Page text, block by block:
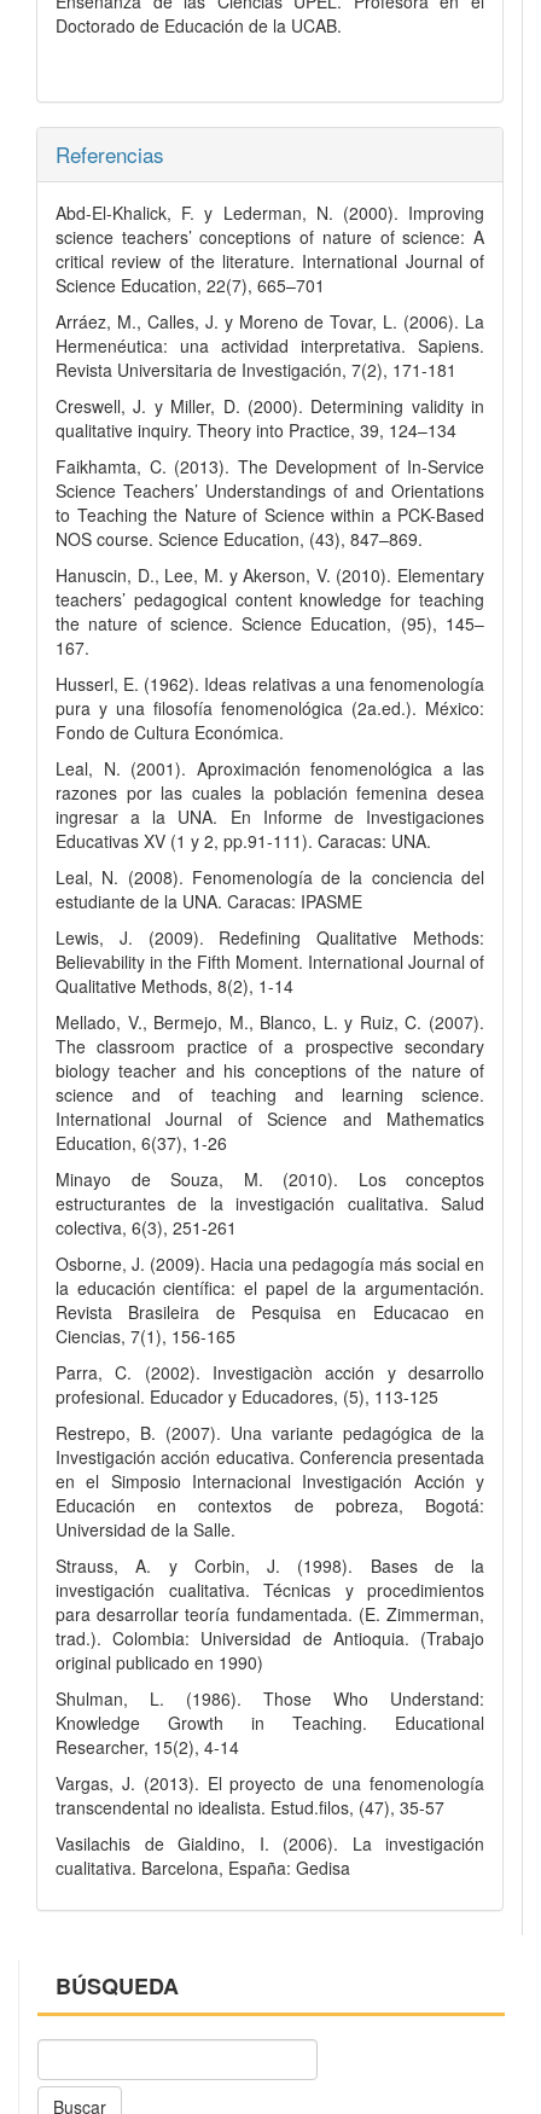
Doctorado de Educación de la UCAB.
Referencias
Abd-El-Khalick, F. y Lederman, N. (2000). Improving
science teachers’ conceptions of nature of science: A
critical review of the literature. International Journal of
Science Education, 22(7), 665–701
Arráez, M., Calles, J. y Moreno de Tovar, L. (2006). La
Hermenéutica: una actividad interpretativa. Sapiens.
Revista Universitaria de Investigación, 7(2), 171-181
Creswell, J. y Miller, D. (2000). Determining validity in
qualitative inquiry. Theory into Practice, 39, 124–134
Faikhamta, C. (2013). The Development of In-Service
Science Teachers’ Understandings of and Orientations
to Teaching the Nature of Science within a PCK-Based
NOS course. Science Education, (43), 847–869.
Hanuscin, D., Lee, M. y Akerson, V. (2010). Elementary
teachers’ pedagogical content knowledge for teaching
the nature of science. Science Education, (95), 145–
167.
Husserl, E. (1962). Ideas relativas a una fenomenología
pura y una filosofía fenomenológica (2a.ed.). México:
Fondo de Cultura Económica.
Leal, N. (2001). Aproximación fenomenológica a las
razones por las cuales la población femenina desea
ingresar a la UNA. En Informe de Investigaciones
Educativas XV (1 y 2, pp.91-111). Caracas: UNA.
Leal, N. (2008). Fenomenología de la conciencia del
estudiante de la UNA. Caracas: IPASME
Lewis, J. (2009). Redefining Qualitative Methods:
Believability in the Fifth Moment. International Journal of
Qualitative Methods, 8(2), 1-14
Mellado, V., Bermejo, M., Blanco, L. y Ruiz, C. (2007).
The classroom practice of a prospective secondary
biology teacher and his conceptions of the nature of
science and of teaching and learning science.
International Journal of Science and Mathematics
Education, 6(37), 1-26
Minayo de Souza, M. (2010). Los conceptos
estructurantes de la investigación cualitativa. Salud
colectiva, 6(3), 251-261
Osborne, J. (2009). Hacia una pedagogía más social en
la educación científica: el papel de la argumentación.
Revista Brasileira de Pesquisa en Educacao en
Ciencias, 7(1), 156-165
Parra, C. (2002). Investigaciòn acción y desarrollo
profesional. Educador y Educadores, (5), 113-125
Restrepo, B. (2007). Una variante pedagógica de la
Investigación acción educativa. Conferencia presentada
en el Simposio Internacional Investigación Acción y
Educación en contextos de pobreza, Bogotá:
Universidad de la Salle.
Strauss, A. y Corbin, J. (1998). Bases de la
investigación cualitativa. Técnicas y procedimientos
para desarrollar teoría fundamentada. (E. Zimmerman,
trad.). Colombia: Universidad de Antioquia. (Trabajo
original publicado en 1990)
Shulman, L. (1986). Those Who Understand:
Knowledge Growth in Teaching. Educational
Researcher, 15(2), 4-14
Vargas, J. (2013). El proyecto de una fenomenología
transcendental no idealista. Estud.filos, (47), 35-57
Vasilachis de Gialdino, I. (2006). La investigación
cualitativa. Barcelona, España: Gedisa
BÚSQUEDA
Buscar